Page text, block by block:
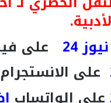
24 على
على الانستجرام
على الواتساب